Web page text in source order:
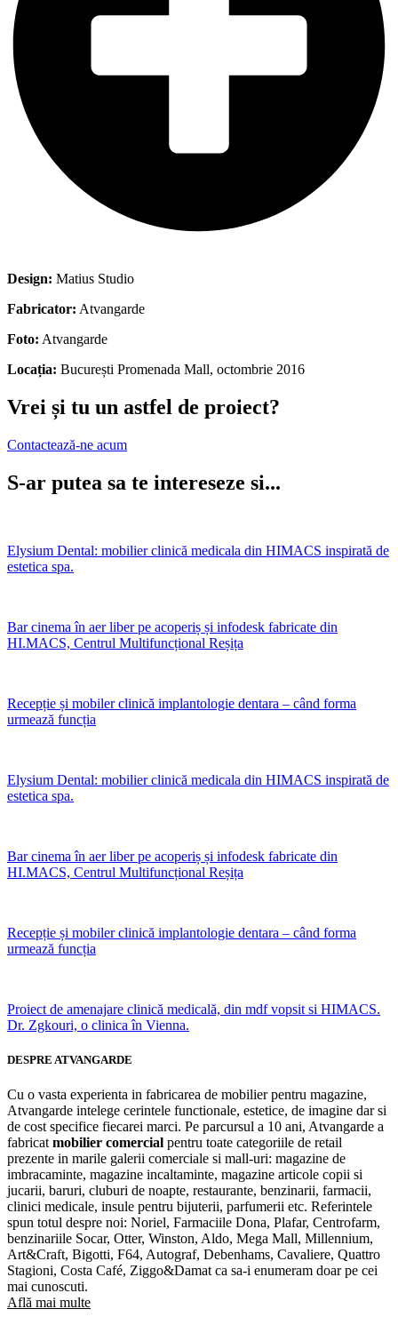
Design: Matius Studio
Fabricator: Atvangarde
Foto: Atvangarde
Locația: București Promenada Mall, octombrie 2016
Vrei și tu un astfel de proiect?
Contactează-ne acum
S-ar putea sa te intereseze si...
Elysium Dental: mobilier clinică medicala din HIMACS inspirată de
estetica spa.
Bar cinema în aer liber pe acoperiș și infodesk fabricate din
HI.MACS, Centrul Multifuncțional Reșița
Recepție și mobiler clinică implantologie dentara – când forma
urmează funcția
Elysium Dental: mobilier clinică medicala din HIMACS inspirată de
estetica spa.
Bar cinema în aer liber pe acoperiș și infodesk fabricate din
HI.MACS, Centrul Multifuncțional Reșița
Recepție și mobiler clinică implantologie dentara – când forma
urmează funcția
Proiect de amenajare clinică medicală, din mdf vopsit si HIMACS.
Dr. Zgkouri, o clinica în Vienna.
DESPRE ATVANGARDE
Cu o vasta experienta in fabricarea de mobilier pentru magazine,
Atvangarde intelege cerintele functionale, estetice, de imagine dar si
de cost specifice fiecarei marci. Pe parcursul a 10 ani, Atvangarde a
fabricat mobilier comercial pentru toate categoriile de retail
prezente in marile galerii comerciale si mall-uri: magazine de
imbracaminte, magazine incaltaminte, magazine articole copii si
jucarii, baruri, cluburi de noapte, restaurante, benzinarii, farmacii,
clinici medicale, insule pentru bijuterii, parfumerii etc. Referintele
spun totul despre noi: Noriel, Farmaciile Dona, Plafar, Centrofarm,
benzinariile Socar, Otter, Winston, Aldo, Mega Mall, Millennium,
Art&Craft, Bigotti, F64, Autograf, Debenhams, Cavaliere, Quattro
Stagioni, Costa Café, Ziggo&Damat ca sa-i enumeram doar pe cei
mai cunoscuti.
Află mai multe